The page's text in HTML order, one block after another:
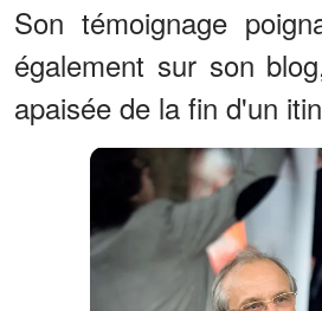
Son témoignage
également sur son
apaisée de la fin d'un